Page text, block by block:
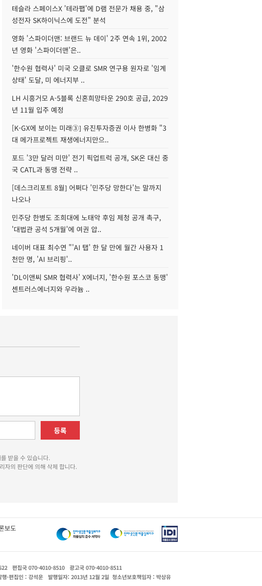
테슬라 스페이스X '테라팹'에 D램 전문가 채용 중, "삼
성전자 SK하이닉스에 도전" 분석
영화 '스파이더맨: 브랜드 뉴 데이' 2주 연속 1위, 2002
년 영화 '스파이더맨'은..
'한수원 협력사' 미국 오클로 SMR 연구용 원자로 '임계
상태' 도달, 미 에너지부 ..
LH 시흥거모 A-5블록 신혼희망타운 290호 공급, 2029
년 11월 입주 예정
[K-GX에 보이는 미래③] 유진투자증권 이사 한병화 "3
대 메가프로젝트 재생에너지만으..
포드 '3만 달러 미만' 전기 픽업트럭 공개, SK온 대신 중
국 CATL과 동맹 전략 ..
[데스크리포트 8월] 어쩌다 '민주당 망한다'는 말까지
나오나
민주당 한병도 조희대에 노태악 후임 제청 공개 촉구,
'대법관 공석 5개월'에 여권 압..
네이버 대표 최수연 "'AI 탭' 한 달 만에 월간 사용자 1
천만 명, 'AI 브리핑'..
'DL이앤씨 SMR 협력사' X에너지, '한수원 포스코 동맹'
센트러스에너지와 우라늄 ..
등록
받을 수 있습니다.
자의 판단에 의해 삭제 합니다.
보도
편집국 070-4010-8510
광고국 070-4010-8511
행·편집인 : 강석운 발행일자: 2013년 12월 2일 청소년보호책임자 : 박상유